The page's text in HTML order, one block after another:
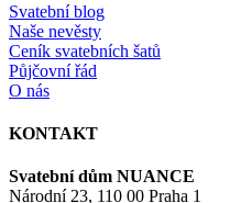
Svatební blog
Naše nevěsty
Ceník svatebních šatů
Půjčovní řád
O nás
KONTAKT
Svatební dům NUANCE
Národní 23, 110 00 Praha 1